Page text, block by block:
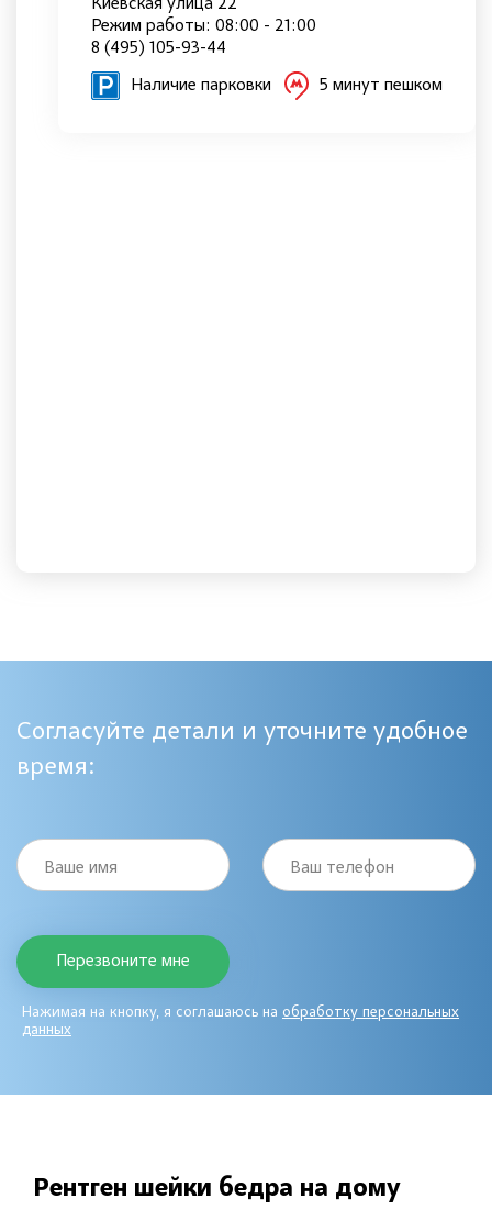
Киевская улица 22
Режим работы: 08:00 - 21:00
8 (495) 105-93-44
Наличие парковки 5 минут пешком
Согласуйте детали и уточните удобное
время:
Ваше имя Ваш телефон
Нажимая на кнопку, я соглашаюсь на обработку персональных
данных
Рентген шейки бедра на дому